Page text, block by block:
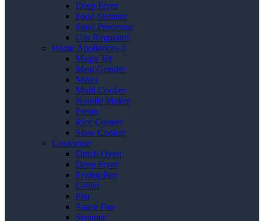
Deep Fryer
Food Steamer
Food Processor
Gas Regulator
Home Appliances 3
Magic Jar
Meat Grinder
Mixer
Multi Cooker
Noodle Maker
Presto
Rice Cooker
Slow Cooker
Cookware
Dutch Oven
Deep Fryer
Frying Pan
Griller
Pan
Sauce Pan
Steamer